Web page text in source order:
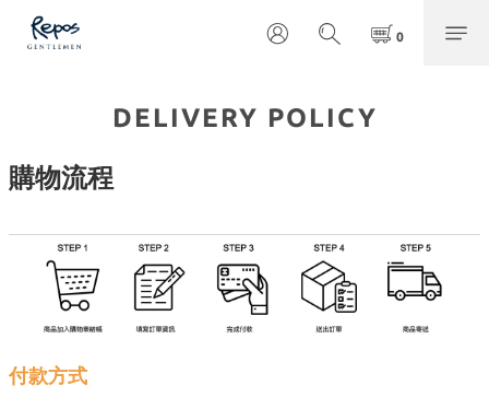
DELIVERY POLICY
購物流程
付款方式